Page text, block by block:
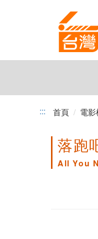
::: 首頁 電
落跑
All You